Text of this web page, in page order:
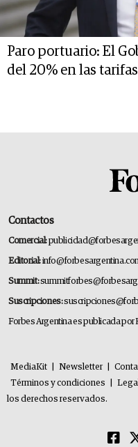
Paro portuario: El
del 20% en las tarifas
Contactos
Comercial:
Editorial:
Summit:
Suscripciones:
Forbes Argentina es publicada por
MediaKit Newsletter
Términos y condiciones
los derechos reservados.